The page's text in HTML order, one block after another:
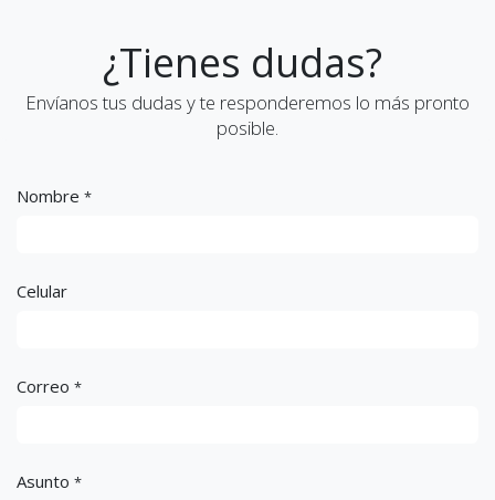
¿Tienes dudas?
Envíanos tus dudas y te responderemos lo más pronto
posible.
Nombre *
Celular
Correo *
Asunto *